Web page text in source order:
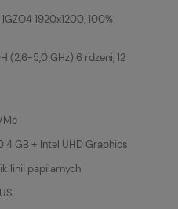
1920x1200, 100%
(2,6-5,0 GHz) 6 rdzeni, 12
GB + Intel UHD Graphics
linii papilarnych